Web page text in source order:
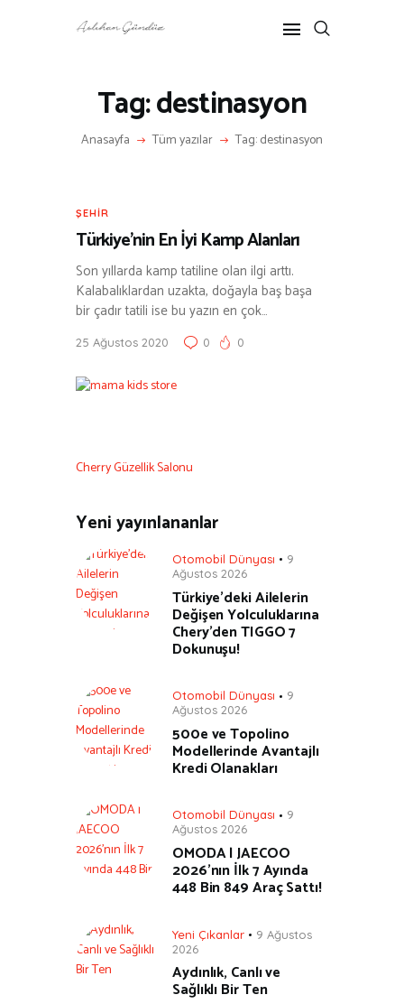
Tag: destinasyon
Anasayfa Tüm yazılar Tag: destinasyon
ANASAYFA
RÖPORTAJ
HAKKIMDA
İLETIŞIM
ŞEHIR
Türkiye’nin En İyi Kamp Alanları
Son yıllarda kamp tatiline olan ilgi arttı.
Kalabalıklardan uzakta, doğayla baş başa
bir çadır tatili ise bu yazın en çok…
25 Ağustos 2020 0 0
Cherry Güzellik Salonu
Yeni yayınlananlar
Otomobil Dünyası
9
Ağustos 2026
Türkiye’deki Ailelerin
Değişen Yolculuklarına
Chery’den TIGGO 7
Dokunuşu!
Otomobil Dünyası
9
Ağustos 2026
500e ve Topolino
Modellerinde Avantajlı
Kredi Olanakları
Otomobil Dünyası
9
Ağustos 2026
OMODA | JAECOO
2026’nın İlk 7 Ayında
448 Bin 849 Araç Sattı!
Yeni Çıkanlar
9 Ağustos
2026
Aydınlık, Canlı ve
Sağlıklı Bir Ten